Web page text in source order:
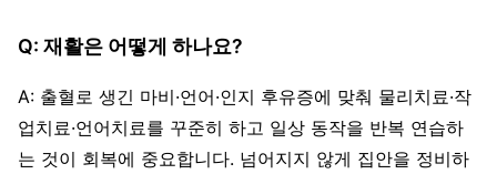
Q: 재활은 어떻게 하나요?
A: 출혈로 생긴 마비·언어·인지 후유증에 맞춰 물리치료·작
업치료·언어치료를 꾸준히 하고 일상 동작을 반복 연습하
는 것이 회복에 중요합니다. 넘어지지 않게 집안을 정비하